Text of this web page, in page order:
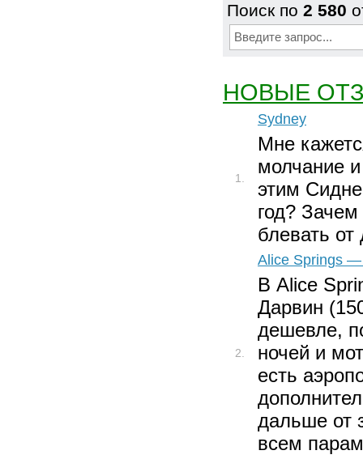
Поиск по 2 580
НОВЫЕ
1.
Sydney
Мне
молчание
этим
год?
блевать
2.
Alice Springs —
В Alice
Дарвин
дешевле,
ночей и
есть
дальше от
всем